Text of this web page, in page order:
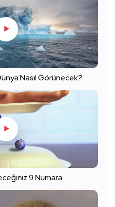
Nasıl Görünecek?
9 Numara